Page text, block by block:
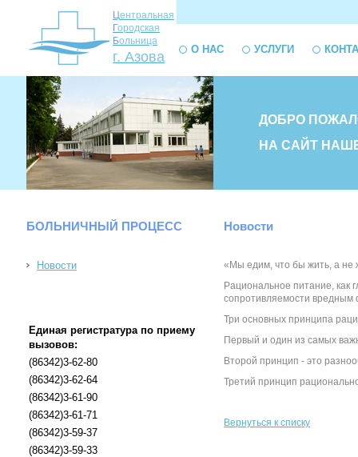
Центральная
Городская
Больница
г. Азова О НАС УСЛУГИ
ДОБРО
НА САЙТ
БОЛЬНИЧНЫЙ ПРОЦЕСС
Новости
Единая регистратура по приему
вызовов:
(86342)3-62-80
(86342)3-62-64
(86342)3-61-90
(86342)3-61-71
(86342)3-59-37
(86342)3-59-33
Новости
«Мы едим, что бы жить, а не
Рациональное питание, как
сопротивляемости вредным
Три основных принципа
Первый и один из самых
Второй принцип - это
Третий принцип
Вернуться к списку